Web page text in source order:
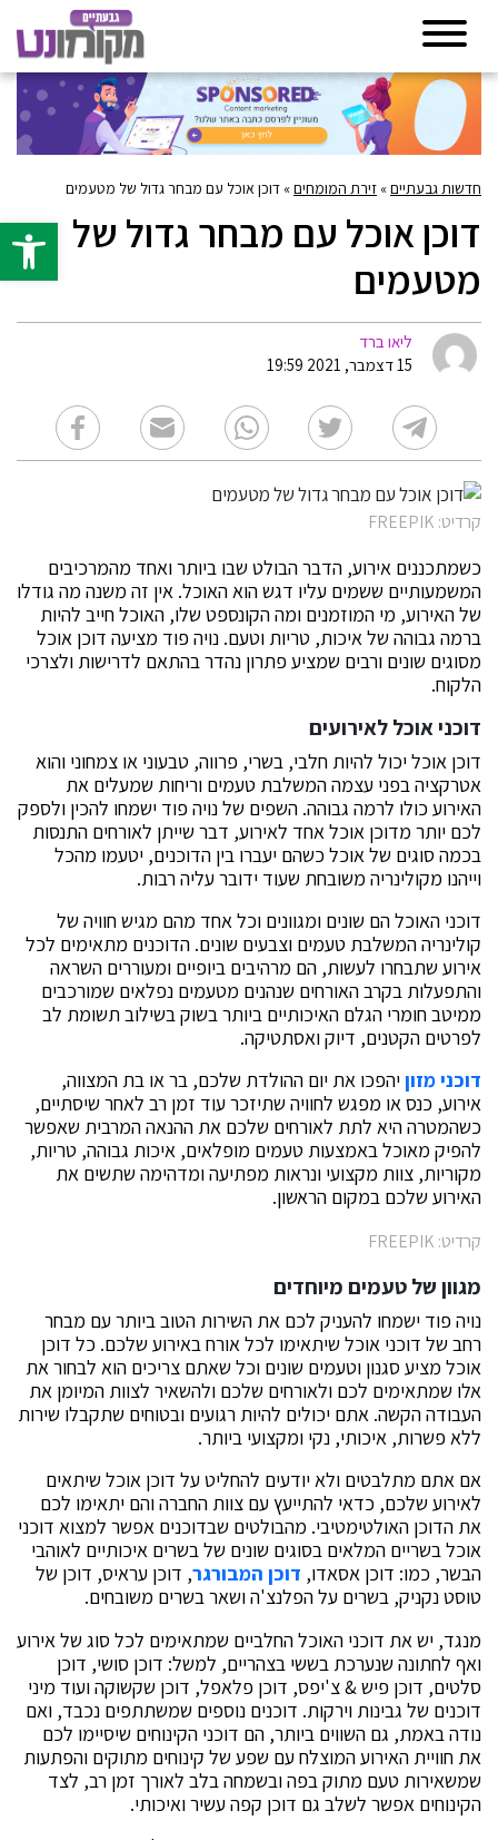
פתח
חדשות גבעתיים» זירת המומחים» דוכן אוכל עם מבחר גדול של מטעמים
דוכן אוכל עם מבחר גדול של
מטעמים
ליאו ברד
15 דצמבר, 2021 19:59
קרדיט: FREEPIK
כשמתכננים אירוע, הדבר הבולט שבו ביותר ואחד מהמרכיבים
המשמעותיים ששמים עליו דגש הוא האוכל. אין זה משנה מה גודלו
של האירוע, מי המוזמנים ומה הקונספט שלו, האוכל חייב להיות
ברמה גבוהה של איכות, טריות וטעם. נויה פוד מציעה דוכן אוכל
מסוגים שונים ורבים שמציע פתרון נהדר בהתאם לדרישות ולצרכי
הלקוח.
דוכני אוכל לאירועים
דוכן אוכל יכול להיות חלבי, בשרי, פרווה, טבעוני או צמחוני והוא
אטרקציה בפני עצמה המשלבת טעמים וריחות שמעלים את
האירוע כולו לרמה גבוהה. השפים של נויה פוד ישמחו להכין ולספק
לכם יותר מדוכן אוכל אחד לאירוע, דבר שייתן לאורחים התנסות
בכמה סוגים של אוכל כשהם יעברו בין הדוכנים, יטעמו מהכל
וייהנו מקולינריה משובחת שעוד ידובר עליה רבות.
דוכני האוכל הם שונים ומגוונים וכל אחד מהם מגיש חוויה של
קולינריה המשלבת טעמים וצבעים שונים. הדוכנים מתאימים לכל
אירוע שתבחרו לעשות, הם מרהיבים ביופיים ומעוררים השראה
והתפעלות בקרב האורחים שנהנים מטעמים נפלאים שמורכבים
ממיטב חומרי הגלם האיכותיים ביותר בשוק בשילוב תשומת לב
לפרטים הקטנים, דיוק ואסתטיקה.
דוכני מזוןיהפכו את יום ההולדת שלכם, בר או בת המצווה,
אירוע, כנס או מפגש לחוויה שתיזכר עוד זמן רב לאחר שיסתיים,
כשהמטרה היא לתת לאורחים שלכם את ההנאה המרבית שאפשר
להפיק מאוכל באמצעות טעמים מופלאים, איכות גבוהה, טריות,
מקוריות, צוות מקצועי ונראות מפתיעה ומדהימה שתשים את
האירוע שלכם במקום הראשון.
קרדיט: FREEPIK
מגוון של טעמים מיוחדים
נויה פוד ישמחו להעניק לכם את השירות הטוב ביותר עם מבחר
רחב של דוכני אוכל שיתאימו לכל אורח באירוע שלכם. כל דוכן
אוכל מציע סגנון וטעמים שונים וכל שאתם צריכים הוא לבחור את
אלו שמתאימים לכם ולאורחים שלכם ולהשאיר לצוות המיומן את
העבודה הקשה. אתם יכולים להיות רגועים ובטוחים שתקבלו שירות
ללא פשרות, איכותי, נקי ומקצועי ביותר.
אם אתם מתלבטים ולא יודעים להחליט על דוכן אוכל שיתאים
לאירוע שלכם, כדאי להתייעץ עם צוות החברה והם יתאימו לכם
את הדוכן האולטימטיבי. מהבולטים שבדוכנים אפשר למצוא דוכני
אוכל בשריים המלאים בסוגים שונים של בשרים איכותיים לאוהבי
הבשר, כמו: דוכן אסאדו, דוכן המבורגר, דוכן עראיס, דוכן של
טוסט נקניק, בשרים על הפלנצ'ה ושאר בשרים משובחים.
מנגד, יש את דוכני האוכל החלביים שמתאימים לכל סוג של אירוע
ואף לחתונה שנערכת בששי בצהריים, למשל: דוכן סושי, דוכן
סלטים, דוכן פיש & צ'יפס, דוכן פלאפל, דוכן שקשוקה ועוד מיני
דוכנים של גבינות וירקות. דוכנים נוספים שמשתתפים נכבד, ואם
נודה באמת, גם השווים ביותר, הם דוכני הקינוחים שיסיימו לכם
את חוויית האירוע המוצלח עם שפע של קינוחים מתוקים והפתעות
שמשאירות טעם מתוק בפה ובשמחה בלב לאורך זמן רב, לצד
הקינוחים אפשר לשלב גם דוכן קפה עשיר ואיכותי.